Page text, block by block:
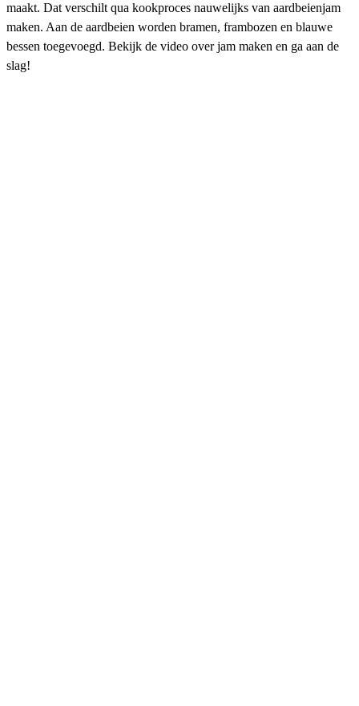
maakt. Dat verschilt qua kookproces nauwelijks van aardbeienjam
maken. Aan de aardbeien worden bramen, frambozen en blauwe
bessen toegevoegd. Bekijk de video over jam maken en ga aan de
slag!